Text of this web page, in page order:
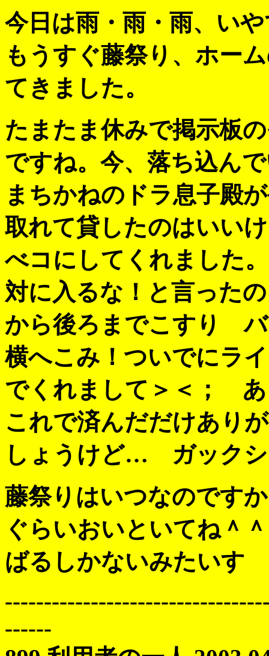
今日は雨・雨・雨、い
もうすぐ藤祭り、ホー
てきました。
たまたま休みで掲示板
ですね。今、落ち込ん
まちかねのドラ息子殿
取れて貸したのはいい
べコにしてくれました
対に入るな！と言った
から後ろまでこすり
横へこみ！ついでにラ
でくれまして＞＜；
これで済んだだけあり
しょうけど… ガックシ
藤祭りはいつなのです
ぐらいおいといてね＾
ばるしかないみたいす
------